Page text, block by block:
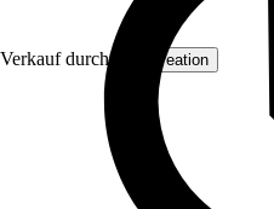
Verkauf durch: AS Creation